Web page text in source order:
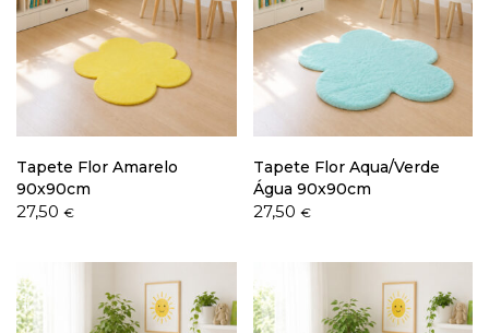
Termos e condições
Tapete Flor Amarelo
90x90cm
27,50 €
Tapete Flor Aqua/Verde
Água 90x90cm
27,50 €